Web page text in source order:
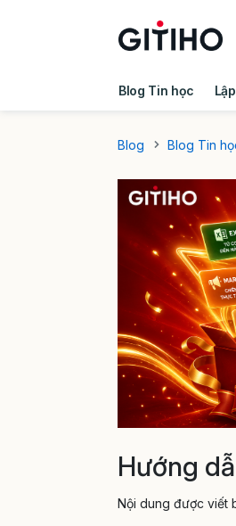
Blog Tin học
Blog
Blog Tin
Hướng
Nội dung được viết